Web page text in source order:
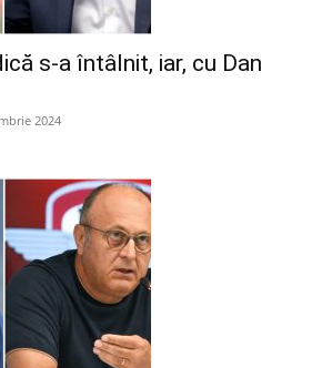
s-a întâlnit, iar, cu Dan
2024